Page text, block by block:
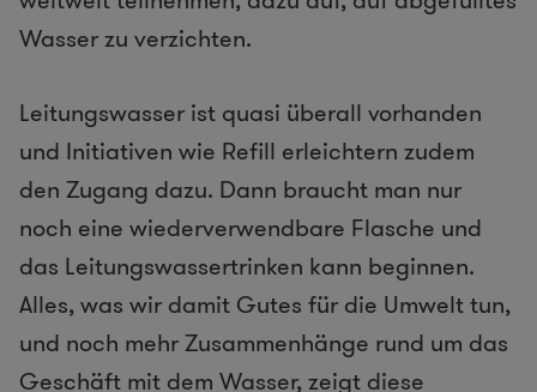
Wasser zu verzichten.
Leitungswasser ist quasi überall vorhanden
und Initiativen wie Refill erleichtern zudem
den Zugang dazu. Dann braucht man nur
noch eine wiederverwendbare Flasche und
das Leitungswassertrinken kann beginnen.
Alles, was wir damit Gutes für die Umwelt tun,
und noch mehr Zusammenhänge rund um das
Geschäft mit dem Wasser, zeigt diese